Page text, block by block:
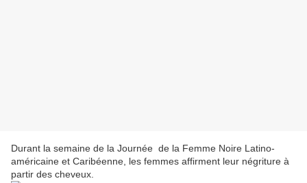
Durant la semaine de la Journée de la Femme Noire Latino-
américaine et Caribéenne, les femmes affirment leur négriture à
partir des cheveux.